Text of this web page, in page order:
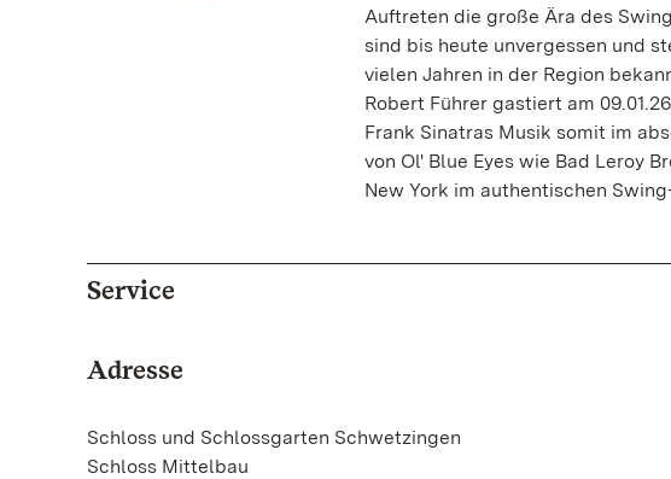
Auftreten die große Ära des
sind bis heute unvergessen und
vielen Jahren in der Region
Robert Führer gastiert am
Frank Sinatras Musik somit im
von Ol' Blue Eyes wie Bad Leroy
New York im authentischen
Service
Adresse
Schloss und Schlossgarten Schwetzingen
Schloss Mittelbau